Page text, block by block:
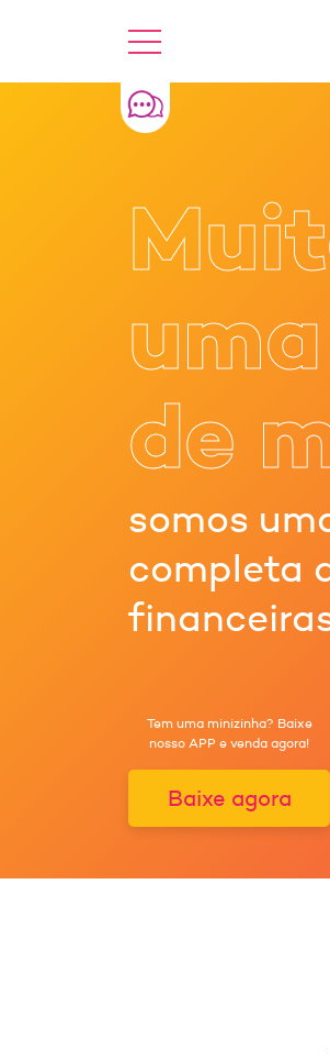
de
somos
completa
Tem uma minizinha? Baixe
nosso APP e venda agora!
Baixe agora